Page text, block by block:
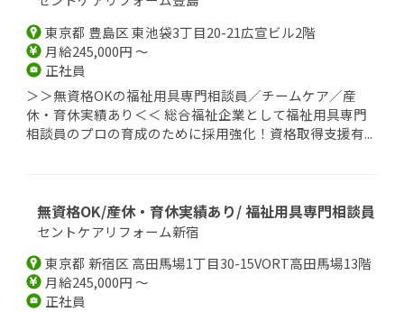
東京都 豊島区 東池袋3丁目20-21広宣ビル2階
月給245,000円 ～
正社員
＞＞無資格OKの福祉用具専門相談員／チームケア／産
休・育休実績あり＜＜ 総合福祉企業として福祉用具専門
相談員のプロの育成のために採用強化！資格取得支援有...
無資格OK/産休・育休実績あり/ 福祉用具専門相談員
セントケアリフォーム新宿
東京都 新宿区 高田馬場1丁目30-15VORT高田馬場13階
月給245,000円 ～
正社員